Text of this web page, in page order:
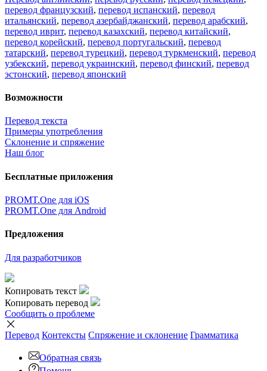
перевод французский, перевод испанский, перевод
итальянский, перевод азербайджанский, перевод арабский,
перевод иврит, перевод казахский, перевод китайский,
перевод корейский, перевод португальский, перевод
татарский, перевод турецкий, перевод туркменский, перевод
узбекский, перевод украинский, перевод финский, перевод
эстонский, перевод японский
Возможности
Перевод текста
Примеры употребления
Склонение и спряжение
Наш блог
Бесплатные приложения
PROMT.One для iOS
PROMT.One для Android
Предложения
Для разработчиков
Копировать текст
Копировать перевод
Сообщить о проблеме
Перевод Контексты Спряжение и склонение Грамматика
Обратная связь